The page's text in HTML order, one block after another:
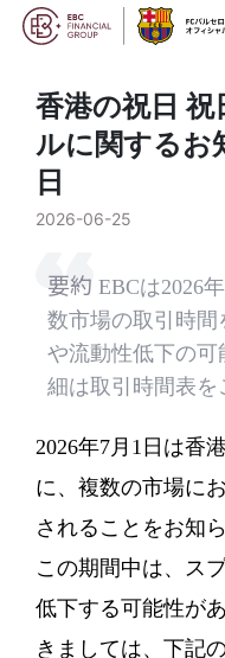
香港の祝日
ルに関するお
日
2026-06-25
要約 EBCは2026
数市場の取引時
や流動性低下の
細は取引時間表を
2026年7月1日は香
に、複数の市場に
されることをお知
この期間中は、ス
低下する可能性が
きましては、下記